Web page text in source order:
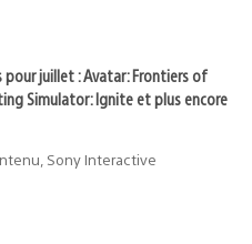
juillet : Avatar: Frontiers of
Simulator: Ignite et plus encore
Sony Interactive